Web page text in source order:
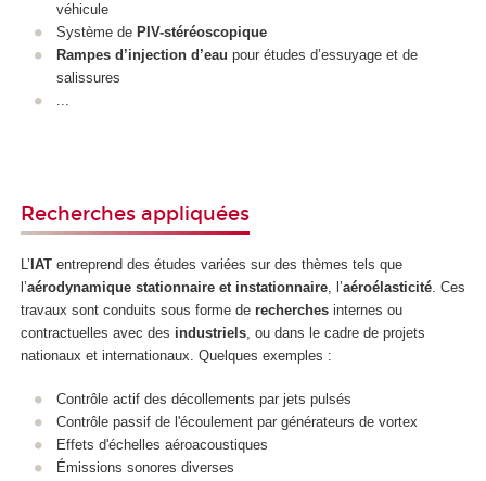
véhicule
Système de PIV-stéréoscopique
Rampes d’injection d’eau pour études d’essuyage et de
salissures
...
Recherches appliquées
L’IAT entreprend des études variées sur des thèmes tels que
l’aérodynamique stationnaire et instationnaire , l’aéroélasticité . Ces
travaux sont conduits sous forme de recherches internes ou
contractuelles avec des industriels , ou dans le cadre de projets
nationaux et internationaux. Quelques exemples :
Contrôle actif des décollements par jets pulsés
Contrôle passif de l'écoulement par générateurs de vortex
Effets d'échelles aéroacoustiques
Émissions sonores diverses